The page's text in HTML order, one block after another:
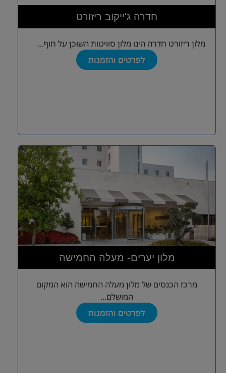
חדרה ג'ייקוב ריזורט
מלון ריזורט חדרה הינו מלון סוויטות השוכן על חוף...
לפרטים והזמנות
מלון יערים- מעלה החמישה
מרכז הכנסים של מלון מעלה החמישה הוא המקום
המושלם...
לפרטים והזמנות